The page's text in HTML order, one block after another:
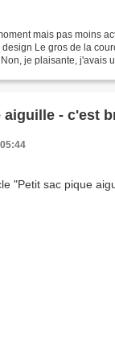
mais pas moins
Le gros de la
je plaisante, j'avais
aiguille - c'est